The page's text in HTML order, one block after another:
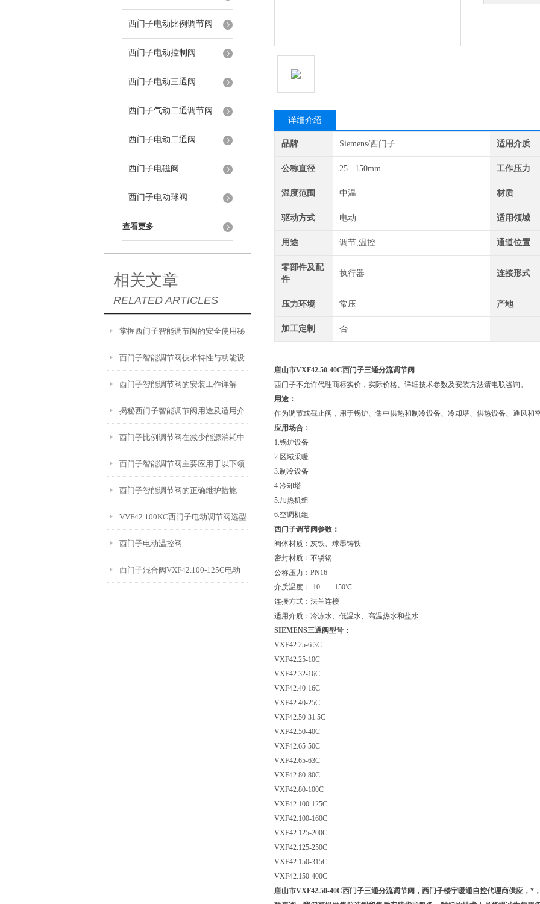
西门子电动比例调节阀
西门子电动控制阀
西门子电动三通阀
西门子气动二通调节阀
西门子电动二通阀
西门子电磁阀
西门子电动球阀
查看更多
相关文章
RELATED ARTICLES
掌握西门子智能调节阀的安全使用秘
籍
西门子智能调节阀技术特性与功能设
计解读
西门子智能调节阀的安装工作详解
揭秘西门子智能调节阀用途及适用介
质
西门子比例调节阀在减少能源消耗中
的贡献
西门子智能调节阀主要应用于以下领
域中
西门子智能调节阀的正确维护措施
VVF42.100KC西门子电动调节阀选型
指导
西门子电动温控阀
VVF42.125KC+SKC62接线
西门子混合阀VXF42.100-125C电动
详细介绍
品牌 Siemens/西门子 适用介质
公称直径 25...150mm 工作压力
温度范围 中温 材质
驱动方式 电动 适用领域
用途 调节,温控 通道位置
零部件及配
件
执行器 连接形式
压力环境 常压 产地
加工定制 否
唐山市VXF42.50-40C西门子三通分流调节阀
西门子不允许代理商标实价，实际价格、详细技术参数及安装方法请电联咨询。
用途：
作为调节或截止阀，用于锅炉、集中供热和制冷设备、冷却塔、供热设备、通风和
应用场合：
1.锅炉设备
2.区域采暖
3.制冷设备
4.冷却塔
5.加热机组
6.空调机组
西门子调节阀参数：
阀体材质：灰铁、球墨铸铁
密封材质：不锈钢
公称压力：PN16
介质温度：-10……150℃
连接方式：法兰连接
适用介质：冷冻水、低温水、高温热水和盐水
SIEMENS三通阀型号：
VXF42.25-6.3C
VXF42.25-10C
VXF42.32-16C
VXF42.40-16C
VXF42.40-25C
VXF42.50-31.5C
VXF42.50-40C
VXF42.65-50C
VXF42.65-63C
VXF42.80-80C
VXF42.80-100C
VXF42.100-125C
VXF42.100-160C
VXF42.125-200C
VXF42.125-250C
VXF42.150-315C
VXF42.150-400C
唐山市VXF42.50-40C西门子三通分流调节阀，西门子楼宇暖通自控代理商供应，*